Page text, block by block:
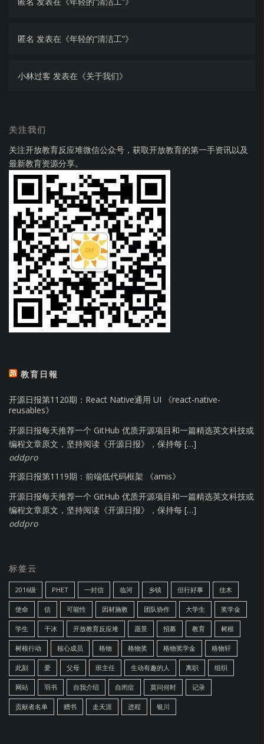
匿名 发表在《年轻的”清洁工”》
小林过客 发表在《关于我们》
关注我们
关注开放教育反应堆微信公众号，获取开放教育的第一手资讯以及
最新教育资源分享。
教育日報
开源日报第1120期：React Native通用 UI 《react-native-
reusables》
开源日报每天推荐一个 GitHub 优质开源项目和一篇精选英文科技或
编程文章原文，坚持阅读《开源日报》，保持每 […]
oddpro
开源日报第1119期：前端低代码框架 《amis》
开源日报每天推荐一个 GitHub 优质开源项目和一篇精选英文科技或
编程文章原文，坚持阅读《开源日报》，保持每 […]
oddpro
标签云
2016级 PHET 一封信 临河 乡镇 但行好事 佳木
使命 信 可能性 因材施教 团队协作 大学生 奖学金
学生 干冰 开放教育反应堆 愿景 招募 教育 树根
树根行动 核心成员 格物 格物奖 格物奖学金 格物轩
此刻 爱 父母 班主任 生动有趣的人 离职 组织
网站 羽书 自我介绍 自闭症 莫问何时 记录
贡献者名单 赠书 走天涯 进程 银川